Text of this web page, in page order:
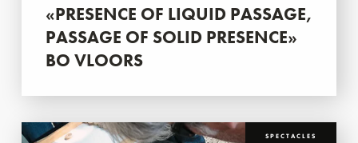
«PRESENCE OF LIQUID PASSAGE,
PASSAGE OF SOLID PRESENCE»
BO VLOORS
SPECTACLES